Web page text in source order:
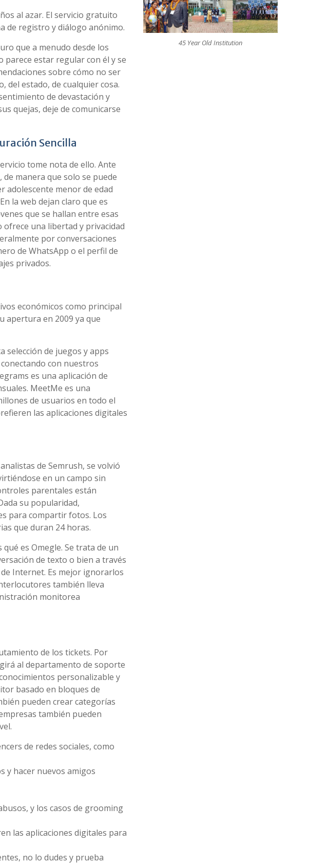
al azar. El servicio gratuito
de registro y diálogo anónimo.
que a menudo desde los
parece estar regular con él y se
sobre cómo no ser
del estado, de cualquier cosa.
de devastación y
quejas, deje de comunicarse
Sencilla
tome nota de ello. Ante
manera que solo se puede
adolescente menor de edad
la web dejan claro que es
que se hallan entre esas
una libertad y privacidad
por conversaciones
de WhatsApp o el perfil de
privados.
económicos como principal
apertura en 2009 ya que
selección de juegos y apps
con nuestros
es una aplicación de
MeetMe es una
de usuarios en todo el
las aplicaciones digitales
de Semrush, se volvió
en un campo sin
parentales están
su popularidad,
para compartir fotos. Los
que duran 24 horas.
es Omegle. Se trata de un
de texto o bien a través
Internet. Es mejor ignorarlos
también lleva
monitorea
de los tickets. Por
al departamento de soporte
personalizable y
basado en bloques de
pueden crear categorías
también pueden
de redes sociales, como
y hacer nuevos amigos
y los casos de grooming
las aplicaciones digitales para
no lo dudes y prueba
45 Year Old Institution